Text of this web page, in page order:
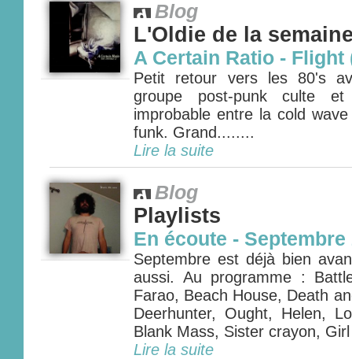
Blog
L'Oldie de la
A Certain Ratio - Flight
Petit retour vers les 80's
groupe post-punk culte et
improbable entre la cold
funk. Grand........
Lire la suite
Blog
Playlists
En écoute - Septembre
Septembre est déjà bien
aussi. Au programme :
Farao, Beach House, Death
Deerhunter, Ought, Helen,
Blank Mass, Sister crayon,
Lire la suite